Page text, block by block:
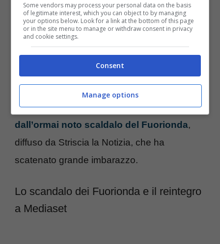
Nel 2020 avviene il debutto in qualità di
conduttore di Studio Aperto
in onda su Italia 1, per poi passare, nel 2022,
alla conduzione di Diario del giorno
rubrica quotidiana di Rete 4. Una scalata
importante, arrestata qualche settimana fa
dall’ormai noto scaldalo del Fuorionda,
diffuso da Striscia la Notizia, che ha
scatenato grande imbarazzo.
Lo scandalo dei Fuorionda e il reintegro
a Mediaset
Some vendors may process your personal data on the basis
of legitimate interest, which you can object to by managing
your options below. Look for a link at the bottom of this page
or in the site menu to manage or withdraw consent in privacy
and cookie settings.
Consent
Manage options